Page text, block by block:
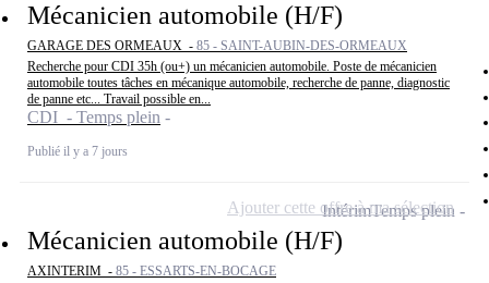
Mécanicien automobile (H/F)
GARAGE DES ORMEAUX - 85 - SAINT-AUBIN-DES-ORMEAUX
Recherche pour CDI 35h (ou+) un mécanicien automobile. Poste de mécanicien
automobile toutes tâches en mécanique automobile, recherche de panne, diagnostic
de panne etc... Travail possible en...
CDI - Temps plein
Publié il y a 7 jours
Mécanicien automobile (H/F)
AXINTERIM - 85 - ESSARTS-EN-BOCAGE
IntérimTemps plein
Ajouter cette offre à ma sélection